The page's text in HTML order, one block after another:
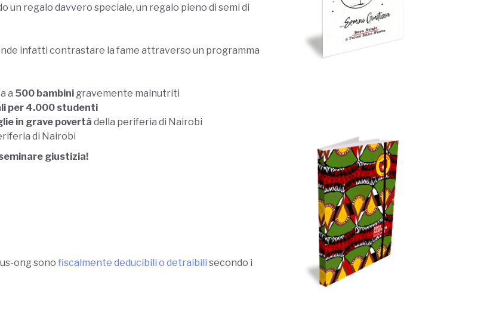
un regalo davvero speciale, un regalo pieno di semi di
infatti contrastare la fame attraverso un programma
a 500 bambini gravemente malnutriti
per 4.000 studenti
in grave povertà della periferia di Nairobi
di Nairobi
giustizia!
ong sono fiscalmente deducibili o detraibili secondo i